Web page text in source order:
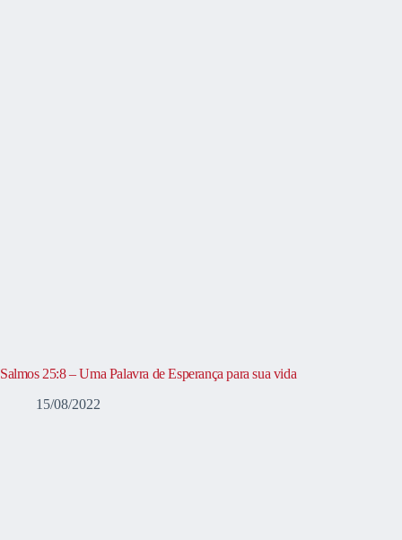
Salmos 25:8 – Uma Palavra de Esperança para sua vida
15/08/2022